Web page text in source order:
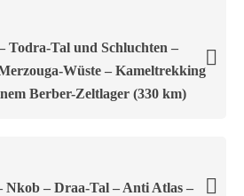
Todra-Tal und Schluchten –
Wüste – Kameltrekking
Berber-Zeltlager (330 km)
Nkob – Draa-Tal – Anti Atlas –